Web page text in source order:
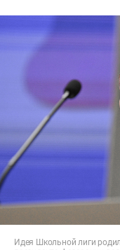
Идея Школьной лиги